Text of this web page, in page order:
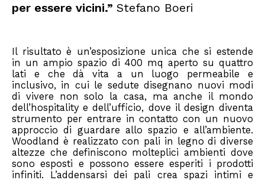
per essere vicini.” Stefano Boeri
Il risultato è un’esposizione unica che si estende
in un ampio spazio di 400 mq aperto su quattro
lati e che dà vita a un luogo permeabile e
inclusivo, in cui le sedute disegnano nuovi modi
di vivere non solo la casa, ma anche il mondo
dell’hospitality e dell’ufficio, dove il design diventa
strumento per entrare in contatto con un nuovo
approccio di guardare allo spazio e all’ambiente.
Woodland è realizzato con pali in legno di diverse
altezze che definiscono molteplici ambienti dove
sono esposti e possono essere esperiti i prodotti
infiniti. L’addensarsi dei pali crea spazi intimi e